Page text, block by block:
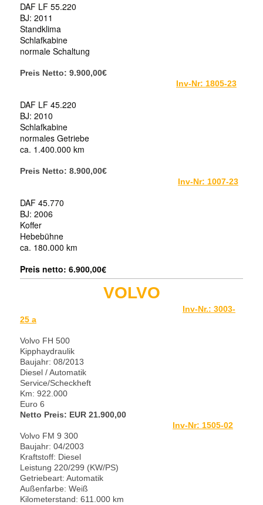
DAF LF 55.220
BJ: 2011
Standklima
Schlafkabine
normale Schaltung
Preis Netto: 9.900,00€
Inv-Nr: 1805-23
DAF LF 45.220
BJ: 2010
Schlafkabine
normales Getriebe
ca. 1.400.000 km
Preis Netto: 8.900,00€
Inv-Nr: 1007-23
DAF 45.770
BJ: 2006
Koffer
Hebebühne
ca. 180.000 km
Preis netto: 6.900,00€
VOLVO
Inv-Nr.: 3003-
25 a
Volvo FH 500
Kipphaydraulik
Baujahr: 08/2013
Diesel / Automatik
Service/Scheckheft
Km: 922.000
Euro 6
Netto Preis: EUR 21.900,00
Inv-Nr: 1505-02
Volvo FM 9 300
Baujahr: 04/2003
Kraftstoff: Diesel
Leistung 220/299 (KW/PS)
Getriebeart: Automatik
Außenfarbe: Weiß
Kilometerstand: 611.000 km